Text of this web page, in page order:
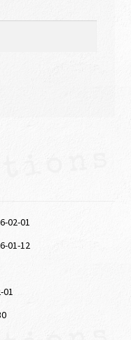
02-01
01-12
01